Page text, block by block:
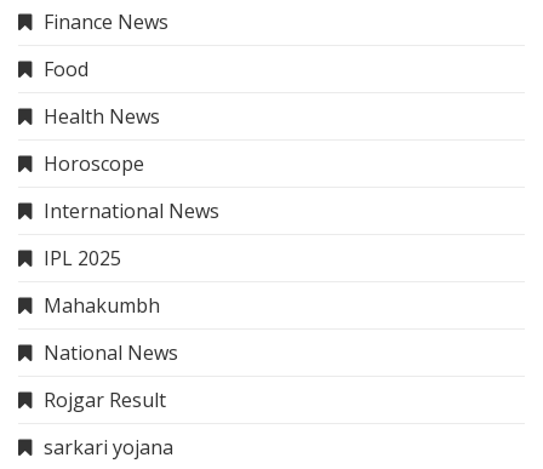
Finance News
Food
Health News
Horoscope
International News
IPL 2025
Mahakumbh
National News
Rojgar Result
sarkari yojana